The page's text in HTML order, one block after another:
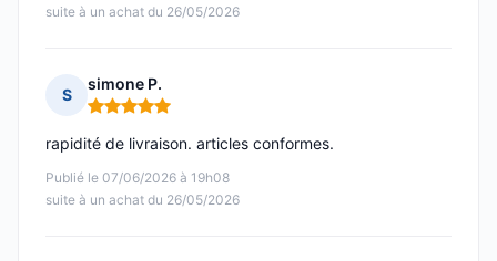
suite à un achat du 26/05/2026
S
simone P.
Note : 5 sur 5
Publié le 07/06/2026 à 19h08
suite à un achat du 26/05/2026
rapidité de livraison. articles conformes.